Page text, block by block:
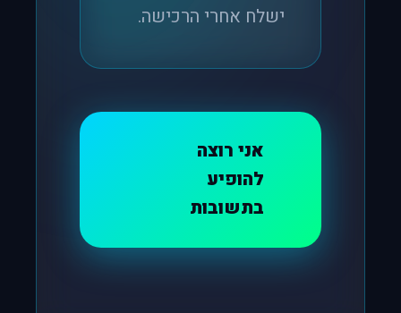
ישלח אחרי הרכישה.
אני רוצה
להופיע
בתשובות